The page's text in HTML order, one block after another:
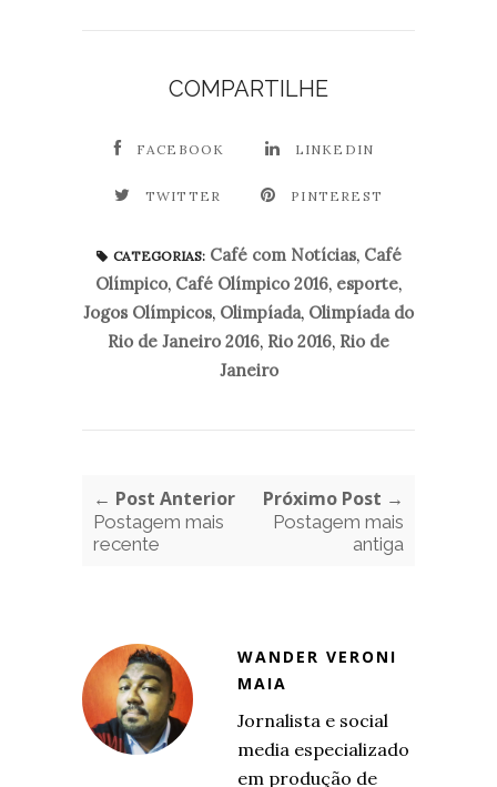
COMPARTILHE
FACEBOOK LINKEDIN
TWITTER PINTEREST
CATEGORIAS: Café com Notícias, Café
Olímpico, Café Olímpico 2016, esporte,
Jogos Olímpicos, Olimpíada, Olimpíada do
Rio de Janeiro 2016, Rio 2016, Rio de
Janeiro
← Post Anterior
Postagem mais
recente
Próximo Post →
Postagem mais
antiga
WANDER VERONI
MAIA
Jornalista e social
media especializado
em produção de